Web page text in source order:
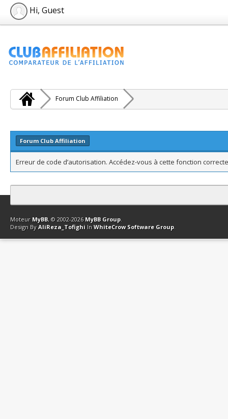
Hi, Guest
Forum Club Affiliation
Forum Club Affiliation
Erreur de code d’autorisation. Accédez-vous à cette fonction
Contact Club Affiliation Retourner en haut Version bas-débit
Moteur MyBB, © 2002-2026 MyBB Group.
Design By AliReza_Tofighi In WhiteCrow Software Group.